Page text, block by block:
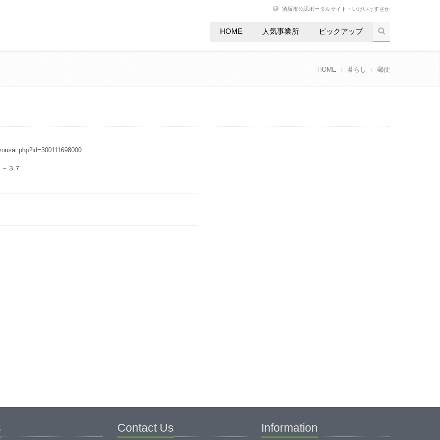
須坂市公認ポータルサイト・いけいけすざか
HOME 人気事業所 ピックアップ
HOME 暮らし 郵便
３７
Contact Us Information